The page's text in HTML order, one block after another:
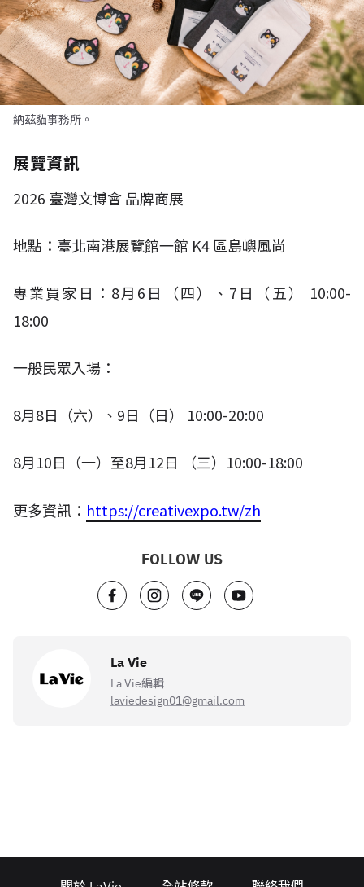
納茲貓事務所。
展覽資訊
2026 臺灣文博會 品牌商展
地點：臺北南港展覽館一館 K4區島嶼風尚
專業買家日： 8月 6 日（四）、 7 日（五）
10:00-
18:00​
一般民眾入場：
8月8日（六）、 9日（日） 10:00-20:00
8月10日（一）至8月12日 （三） 10:00-18:00
更多資訊： https://creativexpo.tw/zh
FOLLOW US
La Vie
La Vie編輯
laviedesign01@gmail.com